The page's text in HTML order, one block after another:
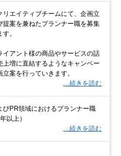
エイティブチームにて、企画立
提案を兼ねたプランナー職を募集
。
イアント様の商品やサービスの話
上増に直結するようなキャンペー
立案を行っていきます。
…続きを読む
びPR領域におけるプランナー職
以上）
…続きを読む